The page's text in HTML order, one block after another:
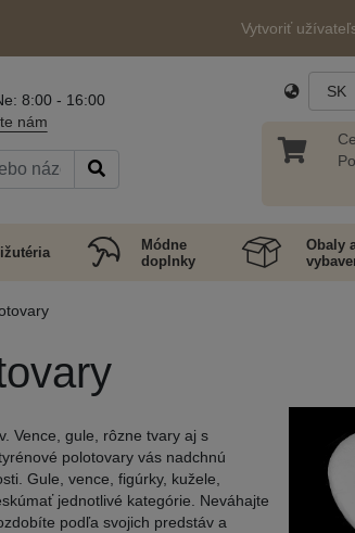
Vytvoriť
8:00 - 16:00
nám
SK
Módne
doplnky
Obaly
Vence, gule, rôzne tvary aj s
polotovary vás nadchnú
Gule, vence, figúrky, kužele,
jednotlivé kategórie. Neváhajte
podľa svojich predstáv a